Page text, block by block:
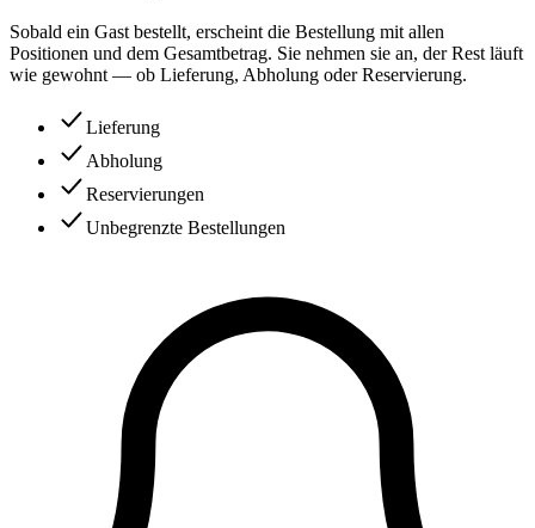
Sobald ein Gast bestellt, erscheint die Bestellung mit allen
Positionen und dem Gesamtbetrag. Sie nehmen sie an, der Rest läuft
wie gewohnt — ob Lieferung, Abholung oder Reservierung.
Lieferung
Abholung
Reservierungen
Unbegrenzte Bestellungen